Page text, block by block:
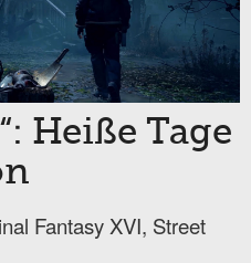
Heiße Tage
Fantasy XVI, Street